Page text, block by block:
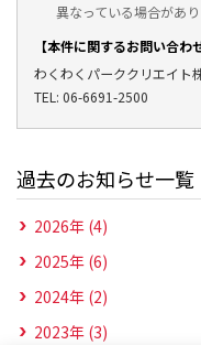
異なっている場合があ
【本件に関するお問い合わ
わくわくパーククリエイト
TEL: 06-6691-2500
過去のお知らせ一覧
2026年 (4)
2025年 (6)
2024年 (2)
2023年 (3)